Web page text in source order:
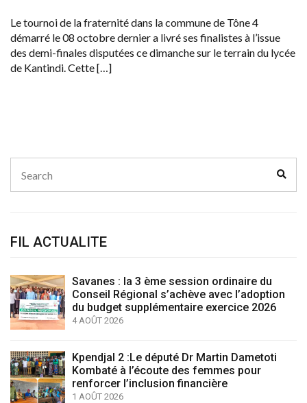
Le tournoi de la fraternité dans la commune de Tône 4
démarré le 08 octobre dernier a livré ses finalistes à l’issue
des demi-finales disputées ce dimanche sur le terrain du lycée
de Kantindi. Cette […]
for:
FIL ACTUALITE
Savanes : la 3 ème session ordinaire du
Conseil Régional s’achève avec l’adoption
du budget supplémentaire exercice 2026
4 AOÛT 2026
Kpendjal 2 :Le député Dr Martin Dametoti
Kombaté à l’écoute des femmes pour
renforcer l’inclusion financière
1 AOÛT 2026